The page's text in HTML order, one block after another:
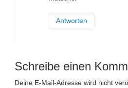
Antworten
Schreibe einen
Deine E-Mail-Adresse wird nicht